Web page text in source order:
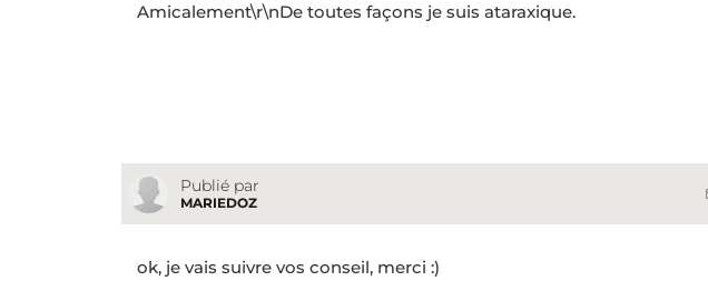
Amicalement\r\nDe toutes façons je suis ataraxique.
Publié par
MARIEDOZ
ok, je vais suivre vos conseil, merci :)